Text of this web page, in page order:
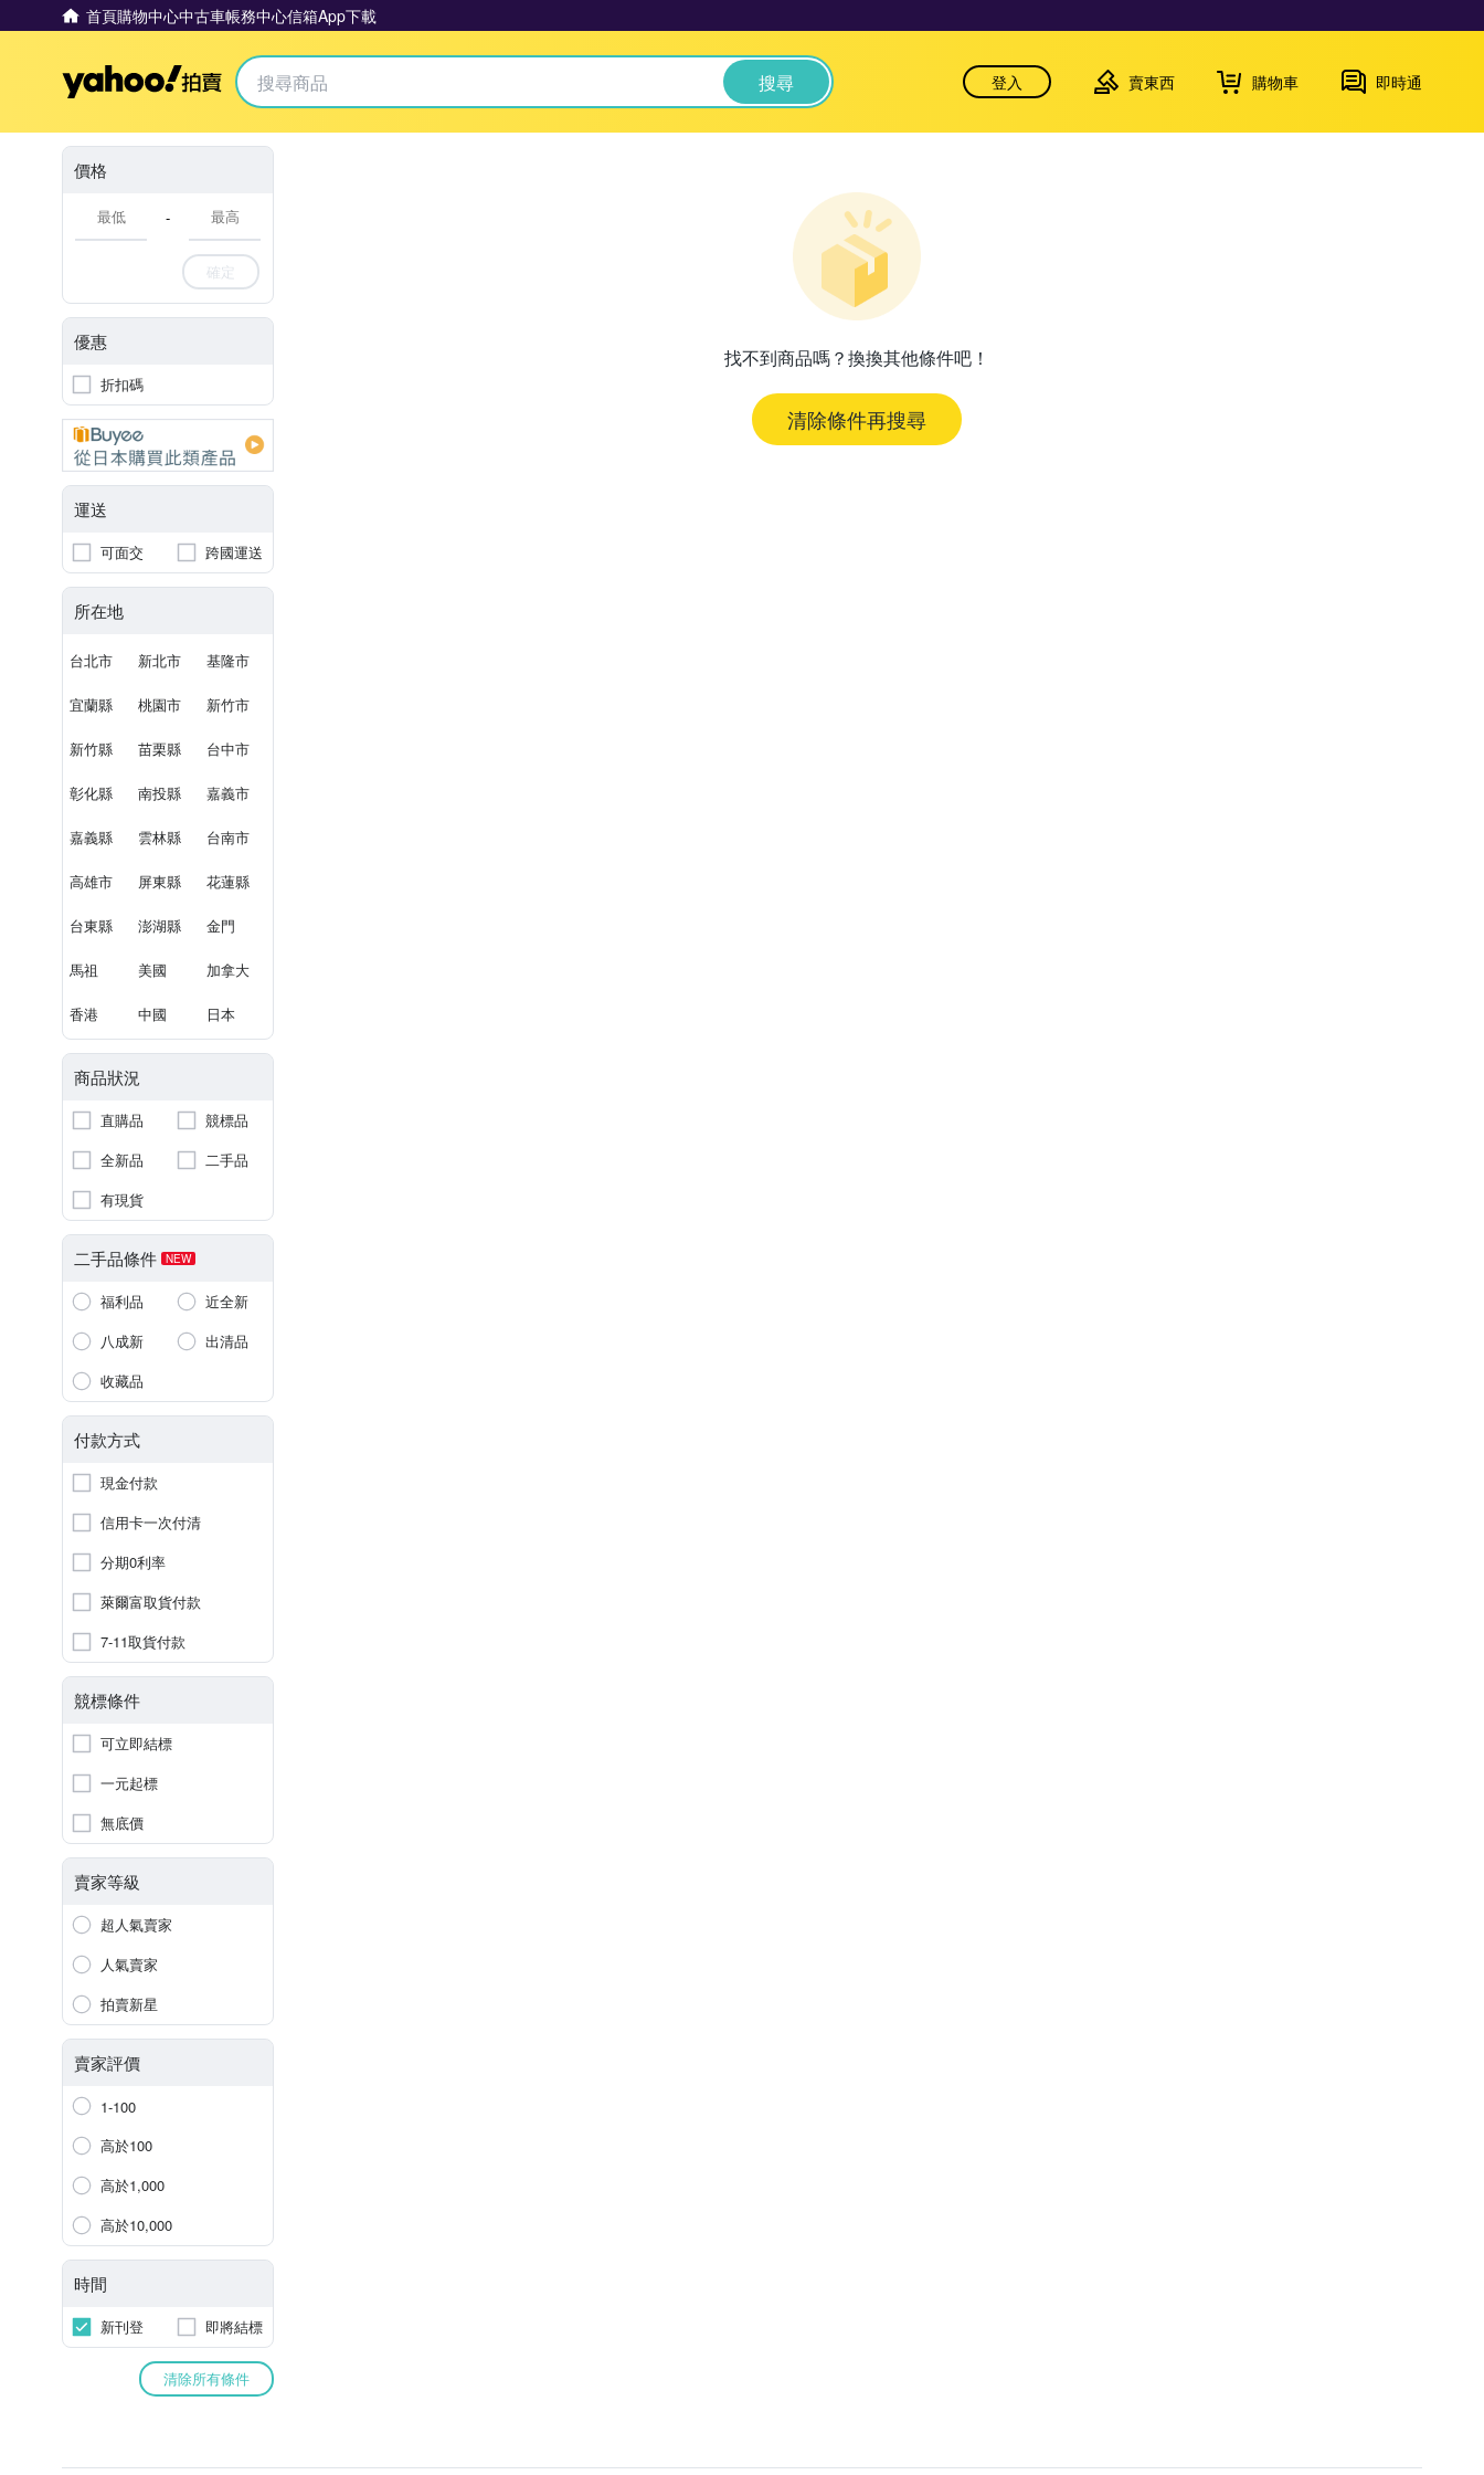
首頁購物中心中古車帳務中心信箱App下載
Yahoo拍賣 搜尋 登入 賣東西 購物車 即時通
價格
-
確定
優惠
折扣碼
運送
可面交 跨國運送
所在地
台北市 新北市 基隆市
宜蘭縣 桃園市 新竹市
新竹縣 苗栗縣 台中市
彰化縣 南投縣 嘉義市
嘉義縣 雲林縣 台南市
高雄市 屏東縣 花蓮縣
台東縣 澎湖縣 金門
馬祖 美國 加拿大
香港 中國 日本
商品狀況
直購品
競標品
全新品
二手品
有現貨
二手品條件 NEW
福利品
近全新
八成新
出清品
收藏品
付款方式
現金付款
信用卡一次付清
分期0利率
萊爾富取貨付款
7-11取貨付款
競標條件
可立即結標
一元起標
無底價
賣家等級
超人氣賣家
人氣賣家
拍賣新星
賣家評價
1-100
高於100
高於1,000
高於10,000
時間
新刊登 即將結標
清除所有條件
找不到商品嗎？換換其他條件吧！
清除條件再搜尋